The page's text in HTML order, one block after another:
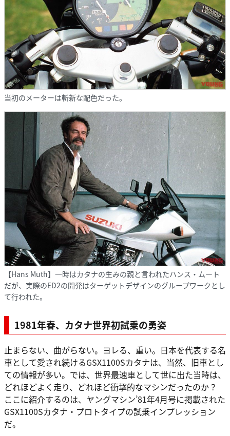
当初のメーターは斬新な配色だった。
【Hans Muth】一時はカタナの生みの親と言われたハンス・ムート
だが、実際のED2の開発はターゲットデザインのグループワークとし
て行われた。
1981年春、カタナ世界初試乗の勇姿
止まらない、曲がらない。ヨレる、重い。日本を代表する名
車として愛され続けるGSX1100Sカタナは、当然、旧車とし
ての情報が多い。では、世界最速車として世に出た当時は、
どれほどよく走り、どれほど衝撃的なマシンだったのか？
ここに紹介するのは、ヤングマシン’81年4月号に掲載された
GSX1100Sカタナ・プロトタイプの試乗インプレッション
だ。